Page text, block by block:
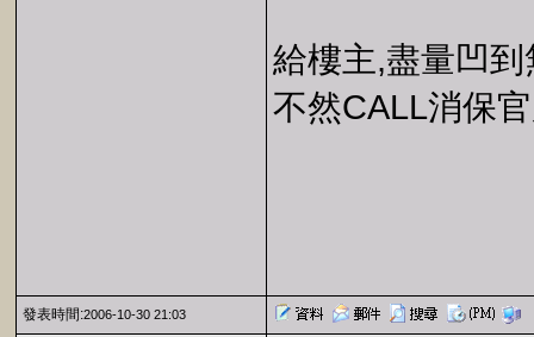
給樓主,盡量凹
不然CALL消保
發表時間:2006-10-30 21:03